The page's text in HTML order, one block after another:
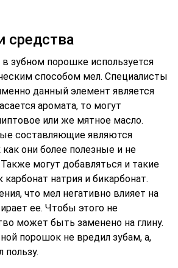
средства
в зубном порошке используется
способом мел. Специалисты
данный элемент является
аромата, то могут
или же мятное масло.
составляющие являются
они более полезные и не
могут добавляться и такие
натрия и бикарбонат.
что мел негативно влияет на
ее. Чтобы этого не
может быть заменено на глину.
порошок не вредил зубам, а,
пользу.